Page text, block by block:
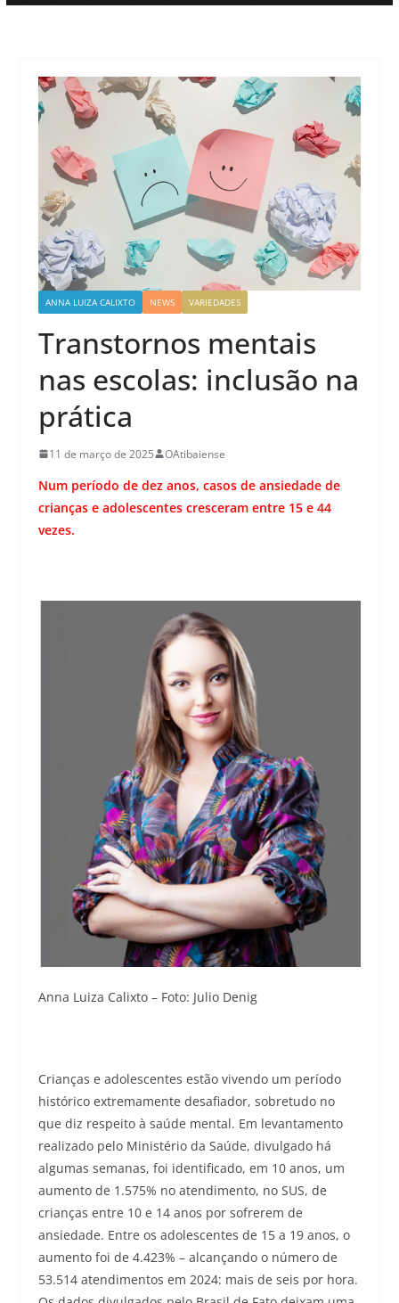
ANNA LUIZA CALIXTO NEWS VARIEDADES
Transtornos mentais
nas escolas: inclusão na
prática
11 de março de 2025 OAtibaiense
Num período de dez anos, casos de ansiedade de
crianças e adolescentes cresceram entre 15 e 44
vezes.
Anna Luiza Calixto – Foto: Julio Denig
Crianças e adolescentes estão vivendo um período
histórico extremamente desafiador, sobretudo no
que diz respeito à saúde mental. Em levantamento
realizado pelo Ministério da Saúde, divulgado há
algumas semanas, foi identificado, em 10 anos, um
aumento de 1.575% no atendimento, no SUS, de
crianças entre 10 e 14 anos por sofrerem de
ansiedade. Entre os adolescentes de 15 a 19 anos, o
aumento foi de 4.423% – alcançando o número de
53.514 atendimentos em 2024: mais de seis por hora.